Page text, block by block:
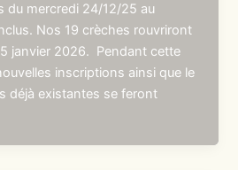
du mercredi 24/12/25 au
Nos 19 crèches rouvriront
janvier 2026. Pendant cette
inscriptions ainsi que le
déjà existantes se feront